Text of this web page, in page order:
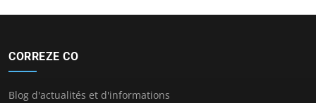
CORREZE CO
Blog d'actualités et d'informations